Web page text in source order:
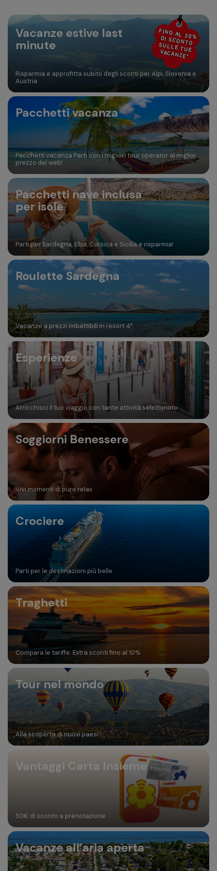
Aggiungi camera
FINO AL 30%
DI SCONTO
SULLE TUE
VACANZE*
Vacanze estive last
minute
Risparmia e approfitta subito degli sconti per Alpi, Slovenia e
Austria
Pacchetti vacanza
Pacchetti vacanza Parti con i migliori tour operator al miglior
prezzo del web!
Pacchetti nave inclusa
per isole
Parti per Sardegna, Elba, Corsica e Sicilia e risparmia!
Roulette Sardegna
Vacanze a prezzi imbattibili in resort 4*
Esperienze
Arricchisci il tuo viaggio con tante attività selezionate
Soggiorni Benessere
Vivi momenti di puro relax
Crociere
Parti per le destinazioni più belle
Traghetti
Compara le tariffe. Extra sconti fino al 10%
Tour nel mondo
Alla scoperta di nuovi paesi
Vantaggi Carta Insieme
50€ di sconto a prenotazione
Vacanze all’aria aperta